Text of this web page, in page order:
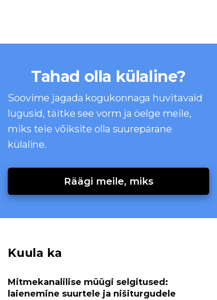
Tahad olla külaline?
Soovime jagada kogukonnaga huvitavaid
lugusid, täitke see vorm ja öelge meile,
miks teie võiksite olla suurepärane
külaline.
Räägi meile, miks
Kuula ka
Mitmekanalilise müügi selgitused:
laienemine suurtele ja nišiturgudele